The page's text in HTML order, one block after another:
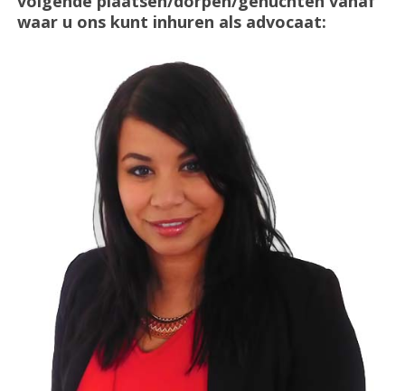
waar u ons kunt inhuren als advocaat: